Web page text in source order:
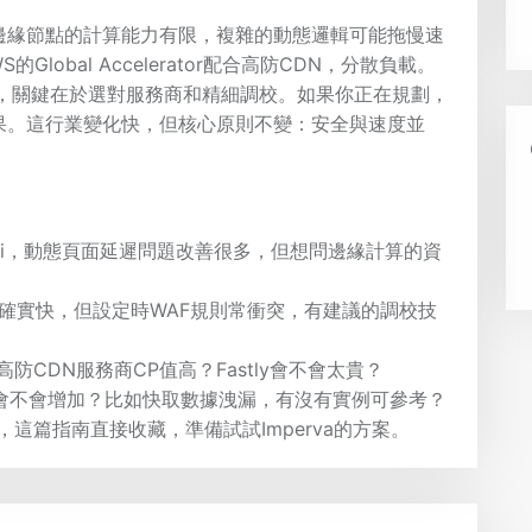
節點的計算能力有限，複雜的動態邏輯可能拖慢速
的Global Accelerator配合高防CDN，分散負載。
鍵在於選對服務商和精細調校。如果你正在規劃，
這行業變化快，但核心原則不變：安全與速度並
動態頁面延遲問題改善很多，但想問邊緣計算的資
快，但設定時WAF規則常衝突，有建議的調校技
防CDN服務商CP值高？Fastly會不會太貴？
會增加？比如快取數據洩漏，有沒有實例可參考？
篇指南直接收藏，準備試試Imperva的方案。